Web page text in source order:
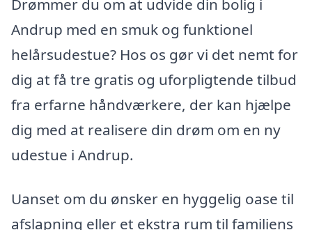
Drømmer du om at udvide din bolig i
Andrup med en smuk og funktionel
helårsudestue? Hos os gør vi det nemt for
dig at få tre gratis og uforpligtende tilbud
fra erfarne håndværkere, der kan hjælpe
dig med at realisere din drøm om en ny
udestue i Andrup.
Uanset om du ønsker en hyggelig oase til
afslapning eller et ekstra rum til familiens